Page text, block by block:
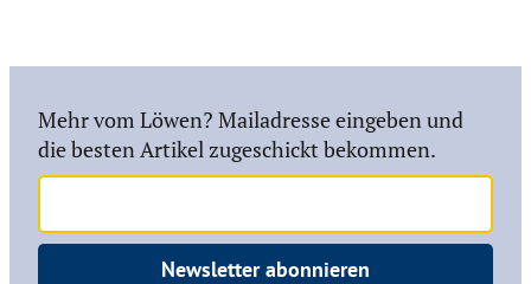
Mehr vom Löwen? Mailadresse eingeben und
die besten Artikel zugeschickt bekommen.
Newsletter abonnieren